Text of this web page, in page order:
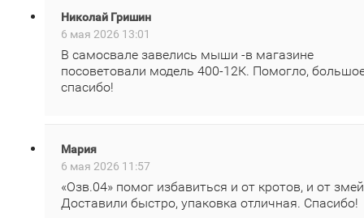
Николай Гришин
6 мая 2026 13:01
В самосвале завелись мыши -в магазине
посоветовали модель 400‑12К. Помогло,
спасибо!
Мария
6 мая 2026 11:57
«Озв.04» помог избавиться и от кротов, и от
Доставили быстро, упаковка отличная. Спасибо!